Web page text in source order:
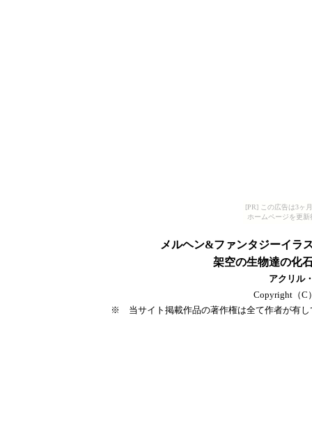
[PR] この広告は3ヶ
ホームページを更
メルヘン&ファンタジーイラ
架空の生物達の化
アクリル
Copyright（C
※　当サイト掲載作品の著作権は全て作者が有